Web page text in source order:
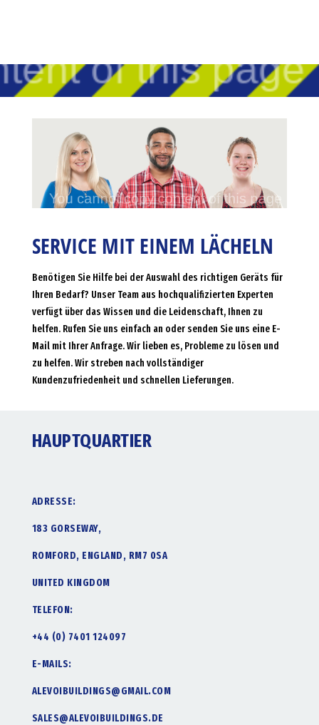
SERVICE MIT EINEM LÄCHELN
Benötigen Sie Hilfe bei der Auswahl des richtigen Geräts für
Ihren Bedarf? Unser Team aus hochqualifizierten Experten
verfügt über das Wissen und die Leidenschaft, Ihnen zu
helfen. Rufen Sie uns einfach an oder senden Sie uns eine E-
Mail mit Ihrer Anfrage. Wir lieben es, Probleme zu lösen und
zu helfen. Wir streben nach vollständiger
Kundenzufriedenheit und schnellen Lieferungen.
HAUPTQUARTIER
ADRESSE:
183 GORSEWAY,
ROMFORD, ENGLAND, RM7 0SA
UNITED KINGDOM
TELEFON:
+44 (0) 7401 124097
E-MAILS:
ALEVOIBUILDINGS@GMAIL.COM
SALES@ALEVOIBUILDINGS.DE